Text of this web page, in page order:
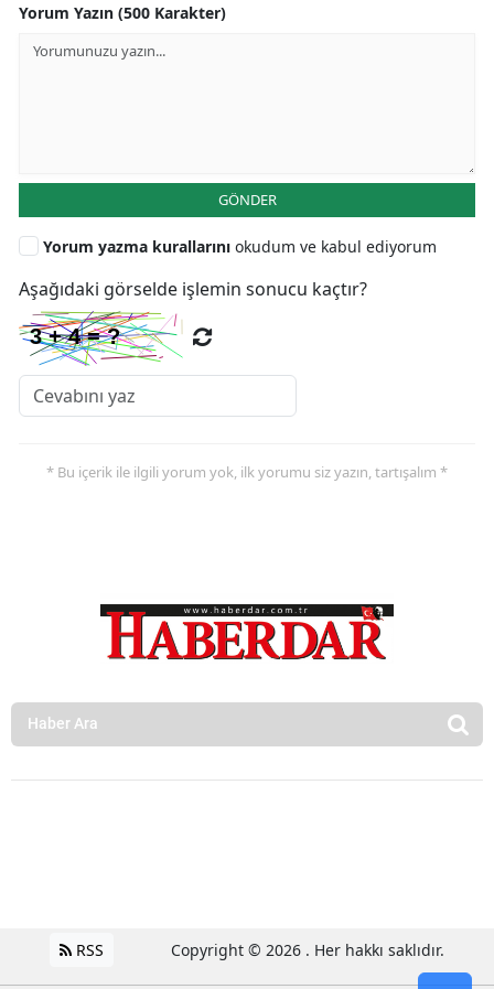
Yorum Yazın (500 Karakter)
GÖNDER
Yorum yazma kurallarını okudum ve kabul ediyorum
Aşağıdaki görselde işlemin sonucu kaçtır?
* Bu içerik ile ilgili yorum yok, ilk yorumu siz yazın, tartışalım *
RSS Copyright © 2026 . Her hakkı saklıdır.